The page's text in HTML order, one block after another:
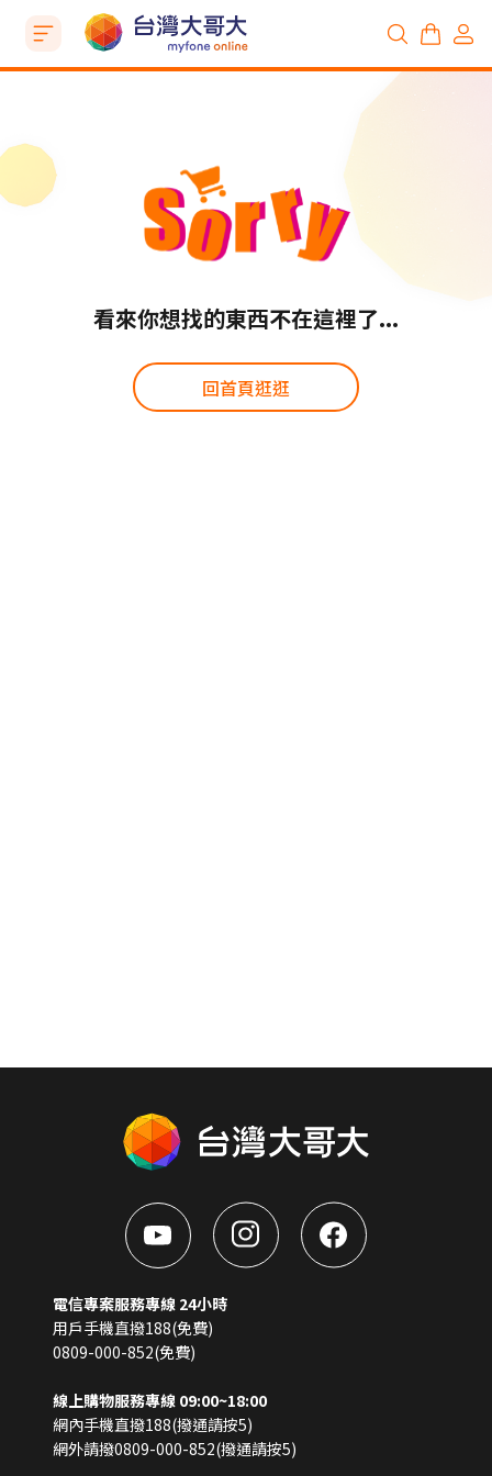
看來你想找的東西不在這裡了...
回首頁逛逛
電信專案服務專線 24小時
用戶手機直撥188(免費)
0809-000-852(免費)
線上購物服務專線 09:00~18:00
網內手機直撥188(撥通請按5)
網外請撥0809-000-852(撥通請按5)